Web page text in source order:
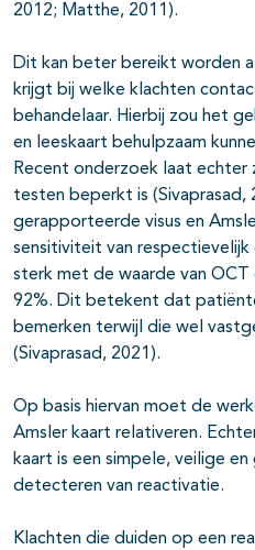
2012; Matthe, 2011).
Dit kan beter bereikt worden
krijgt bij welke klachten
behandelaar. Hierbij zou het
en leeskaart behulpzaam
Recent onderzoek laat echter
testen beperkt is (Sivaprasad,
gerapporteerde visus en
sensitiviteit van
sterk met de waarde van
92%. Dit betekent dat
bemerken terwijl die wel
(Sivaprasad, 2021).
Op basis hiervan moet de
Amsler kaart relativeren.
kaart is een simpele, veilige
detecteren van reactivatie.
Klachten die duiden op een